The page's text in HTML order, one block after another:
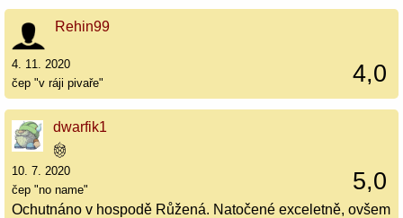
Rehin99
4,0
4. 11. 2020
čep "v ráji pivaře"
dwarfik1
5,0
10. 7. 2020
čep "no name"
Ochutnáno v hospodě Růžená. Natočené exceletně, ovšem